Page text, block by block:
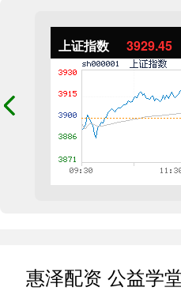
上证指数 3929.45
惠泽配资 公益学